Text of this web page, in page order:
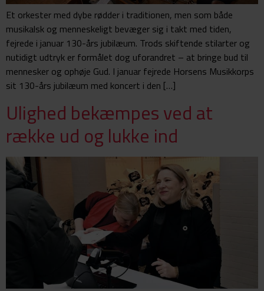
Et orkester med dybe rødder i traditionen, men som både
musikalsk og menneskeligt bevæger sig i takt med tiden,
fejrede i januar 130-års jubilæum. Trods skiftende stilarter og
nutidigt udtryk er formålet dog uforandret – at bringe bud til
mennesker og ophøje Gud. I januar fejrede Horsens Musikkorps
sit 130-års jubilæum med koncert i den […]
Ulighed bekæmpes ved at
række ud og lukke ind